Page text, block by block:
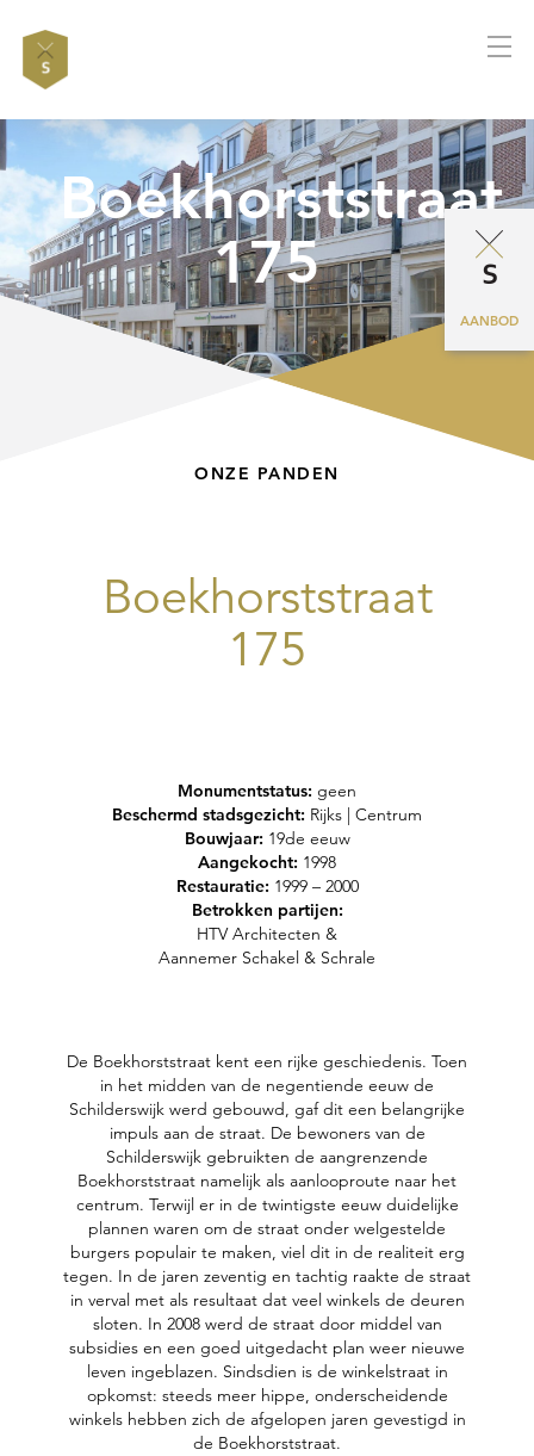
AANBOD
Boekhorststraat
175
ONZE PANDEN
Boekhorststraat
175
Monumentstatus: geen
Beschermd stadsgezicht: Rijks | Centrum
Bouwjaar: 19de eeuw
Aangekocht: 1998
Restauratie: 1999 – 2000
Betrokken partijen:
HTV Architecten &
Aannemer Schakel & Schrale
De Boekhorststraat kent een rijke geschiedenis. Toen
in het midden van de negentiende eeuw de
Schilderswijk werd gebouwd, gaf dit een belangrijke
impuls aan de straat. De bewoners van de
Schilderswijk gebruikten de aangrenzende
Boekhorststraat namelijk als aanlooproute naar het
centrum. Terwijl er in de twintigste eeuw duidelijke
plannen waren om de straat onder welgestelde
burgers populair te maken, viel dit in de realiteit erg
tegen. In de jaren zeventig en tachtig raakte de straat
in verval met als resultaat dat veel winkels de deuren
sloten. In 2008 werd de straat door middel van
subsidies en een goed uitgedacht plan weer nieuwe
leven ingeblazen. Sindsdien is de winkelstraat in
opkomst: steeds meer hippe, onderscheidende
winkels hebben zich de afgelopen jaren gevestigd in
de Boekhorststraat.